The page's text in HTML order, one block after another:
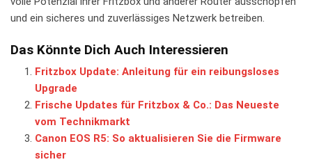
und ein sicheres und zuverlässiges Netzwerk betreiben.
Das Könnte Dich Auch Interessieren
Fritzbox Update: Anleitung für ein reibungsloses
Upgrade
Frische Updates für Fritzbox & Co.: Das Neueste
vom Technikmarkt
Canon EOS R5: So aktualisieren Sie die Firmware
sicher